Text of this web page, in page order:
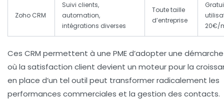
Zoho CRM
Suivi clients,
automation,
intégrations diverses
Toute taille
d’entreprise
20€/
Ces CRM permettent à une PME d’adopter une
où la satisfaction client devient un moteur pour la
en place d’un tel outil peut transformer radicalement les
performances commerciales et la gestion des contacts.